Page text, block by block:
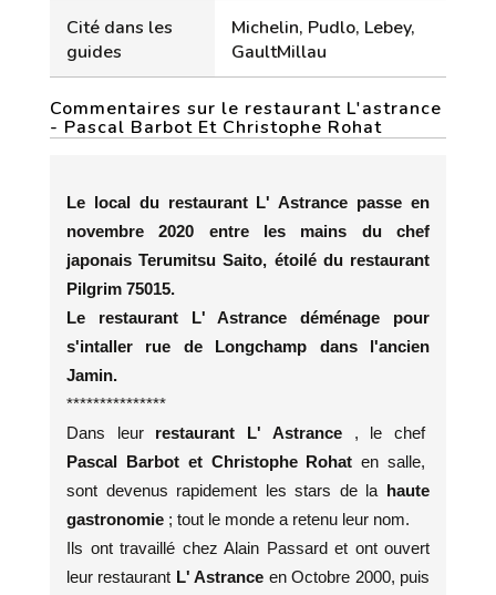
Cité dans les
guides
Michelin, Pudlo, Lebey,
GaultMillau
Commentaires sur le restaurant L'astrance
- Pascal Barbot Et Christophe Rohat
Le local du restaurant L' Astrance passe en
novembre 2020 entre les mains du chef
japonais Terumitsu Saito, étoilé du restaurant
Pilgrim 75015.
Le restaurant L' Astrance déménage pour
s'intaller rue de Longchamp dans l'ancien
Jamin.
***************
Dans leurrestaurant L' Astrance , le chef
Pascal Barbot et Christophe Rohaten salle,
sont devenus rapidement les stars de la haute
gastronomie ; tout le monde a retenu leur nom.
Ils ont travaillé chez Alain Passard et ont ouvert
leur restaurant L' Astrance en Octobre 2000, puis